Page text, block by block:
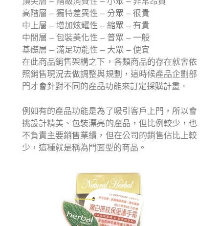
高階層 – 獨特差異性 – 分眾 – 很貴
中上層 – 增加炫耀性 – 縮眾 – 有貴
中間層 – 包裝美化性 – 普眾 – 一般
基礎層 – 滿足功能性 – 大眾 – 便宜
在此商品銷售架構之下，各類商品的存在就會依
照銷售現況去做調整與規劃，這時候產品企劃部
門才會針對不同的產品功能來訂定採購計畫。
例如有的產品功能是為了吸引客戶上門，所以會
挑設計精美、包裝漂亮的產品，但比例較少，也
不負責主要銷售業績，但在公司的銷售佔比上較
少，這種就是稱為門面型的商品。